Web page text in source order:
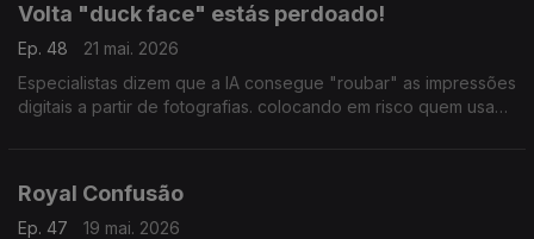
Volta "duck face" estás perdoado!
Ep. 48
21 mai. 2026
Especialistas dizem que a IA consegue "roubar" as impressões
digitais a partir de fotografias. colocando em risco quem usa
Royal Confusão
Ep. 47
19 mai. 2026